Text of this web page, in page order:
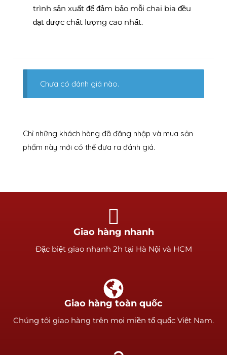
trình sản xuất để đảm bảo mỗi chai bia đều
đạt được chất lượng cao nhất.
Chưa có đánh giá nào.
Chỉ những khách hàng đã đăng nhập và mua sản
phẩm này mới có thể đưa ra đánh giá.
Giao hàng nhanh
Ðặc biệt giao nhanh 2h tại Hà Nội và HCM
Giao hàng toàn quốc
Chúng tôi giao hàng trên mọi miền tổ quốc Việt Nam.